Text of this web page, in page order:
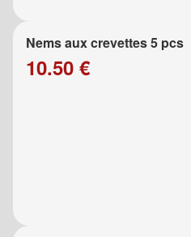
Nems aux crevettes 5 pcs
10.50 €